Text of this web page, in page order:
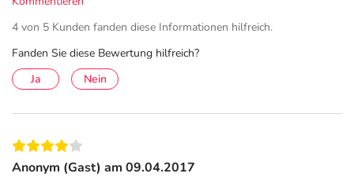
4 von 5 Kunden fanden diese Informationen hilfreich.
Fanden Sie diese Bewertung hilfreich?
Ja
Nein
Anonym (Gast) am 09.04.2017